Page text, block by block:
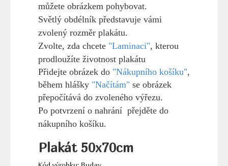
můžete obrázkem pohybovat.
Světlý obdélník představuje vámi
zvolený rozměr plakátu.
Zvolte, zda chcete "Laminaci", kterou
prodloužíte životnost plakátu
Přidejte obrázek do "Nákupního košíku",
během hlášky "Načítám" se obrázek
přepočítává do zvoleného výřezu.
Po potvrzení o nahrání přejděte do
nákupního košíku.
Plakát 50x70cm